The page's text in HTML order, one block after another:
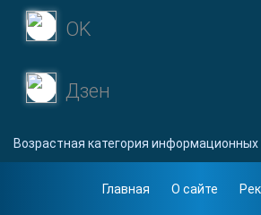
OK
Дзен
Возрастная категория
Главная О сайте